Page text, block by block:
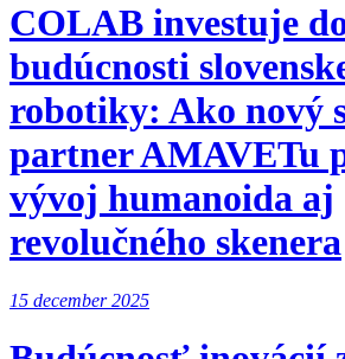
COLAB investuje
budúcnosti
robotiky: Ako nový
partner AMAVETu
vývoj humanoida aj
revolučného skenera
15 december 2025